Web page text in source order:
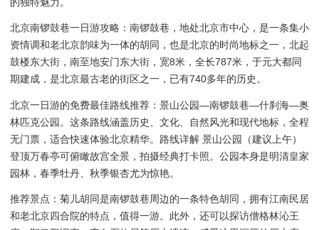
北京南锣鼓巷一日游攻略：南锣鼓巷，地处北京市中心，是一条集小
资情调和老北京韵味为一体的胡同，也是北京的时尚地标之一，北起
鼓楼东大街，南至地安门东大街，宽8米，全长787米，于元大都同
期建成，是北京最古老的街区之一，已有740多年的历史。
北京一日游的免费最佳路线推荐：景山公园—南锣鼓巷—什刹海—奥
林匹克公园。这条路线涵盖历史、文化、自然风光和现代地标，全程
无门票，适合快速体验北京精华。路线详解 景山公园（建议上午）
登顶万春亭可俯瞰故宫全景，拍摄经典打卡照。公园本身是明清皇家
园林，春季牡丹、秋季银杏尤为惊艳。
推荐景点：菊儿胡同是南锣鼓巷周边的一条特色胡同，拥有江南民居
和老北京四合院的特点，值得一游。此外，还可以探访僧格林沁王